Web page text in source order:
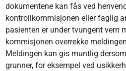
dokumentene kan fås ved
kontrollkommisjonen eller faglig
pasienten er under tvungent vern
kommisjonen overrekke
Meldingen kan gis muntlig
grunner, for eksempel ved